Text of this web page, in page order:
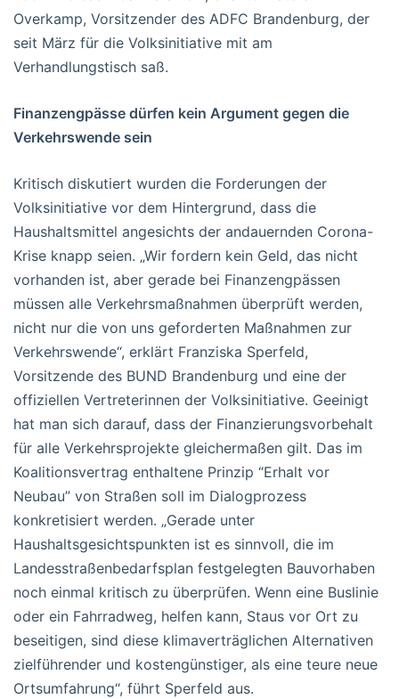
Overkamp, Vorsitzender des ADFC Brandenburg, der
seit März für die Volksinitiative mit am
Verhandlungstisch saß.
Finanzengpässe dürfen kein Argument gegen die
Verkehrswende sein
Kritisch diskutiert wurden die Forderungen der
Volksinitiative vor dem Hintergrund, dass die
Haushaltsmittel angesichts der andauernden Corona-
Krise knapp seien. „Wir fordern kein Geld, das nicht
vorhanden ist, aber gerade bei Finanzengpässen
müssen alle Verkehrsmaßnahmen überprüft werden,
nicht nur die von uns geforderten Maßnahmen zur
Verkehrswende“, erklärt Franziska Sperfeld,
Vorsitzende des BUND Brandenburg und eine der
offiziellen Vertreterinnen der Volksinitiative. Geeinigt
hat man sich darauf, dass der Finanzierungsvorbehalt
für alle Verkehrsprojekte gleichermaßen gilt. Das im
Koalitionsvertrag enthaltene Prinzip “Erhalt vor
Neubau” von Straßen soll im Dialogprozess
konkretisiert werden. „Gerade unter
Haushaltsgesichtspunkten ist es sinnvoll, die im
Landesstraßenbedarfsplan festgelegten Bauvorhaben
noch einmal kritisch zu überprüfen. Wenn eine Buslinie
oder ein Fahrradweg, helfen kann, Staus vor Ort zu
beseitigen, sind diese klimaverträglichen Alternativen
zielführender und kostengünstiger, als eine teure neue
Ortsumfahrung“, führt Sperfeld aus.